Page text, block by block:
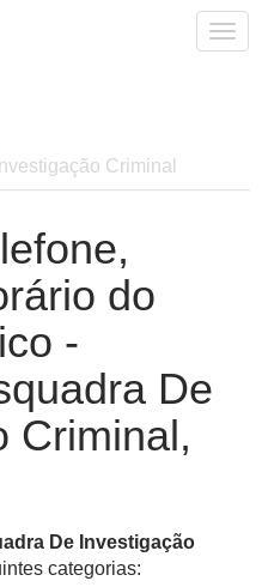
Criminal
do
-
De
Criminal,
De Investigação
categorias: